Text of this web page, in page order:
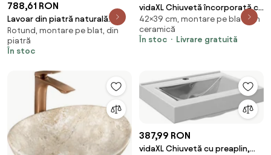
788,61 RON
Lavoar din piatră naturală
DIVERO Roma
Rotund, montare pe blat, din
piatră
În stoc
vidaXL Chiuvetă încorporată cu
robinet, alb, 42x39x18 cm,
ceramică
42×39 cm, montare pe blat, din
ceramică
În stoc
Livrare gratuită
387,99 RON
vidaXL Chiuvetă cu preaplin,